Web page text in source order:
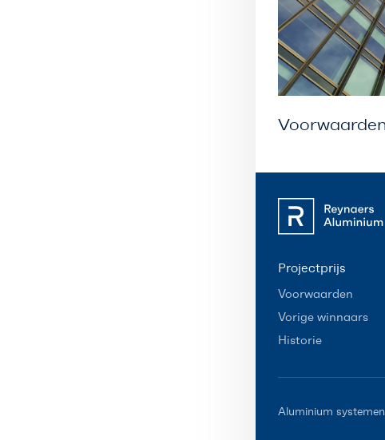
Projectprijs
Voorwaarden
Vorige winnaars
Historie
Aluminium